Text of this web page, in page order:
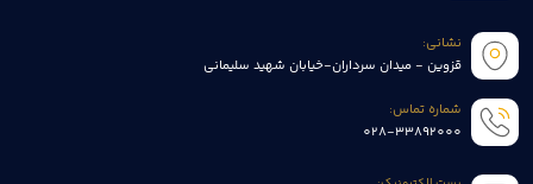
نشانی:
قزوین - میدان سرداران-خیابان شهید سلیمانی
شماره تماس:
028-33892000